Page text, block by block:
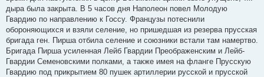
дыра была закрыта. В 5 часов дня Наполеон повел Молодую
Гвардию по направлению к Госсу. Французы потеснили
обороняющихся и взяли селение, но пришедшая из резерва прусская
бригада ген. Пирша отбила селение и союзники встали там намертво.
Бригада Пирша усиленная Лейб Гвардии Преображенским и Лейб-
Гвардии Семеновскими полками, а также имея на фланге Прусскую
Гвардию под прикрытием 80 пушек артиллерии русской и прусской